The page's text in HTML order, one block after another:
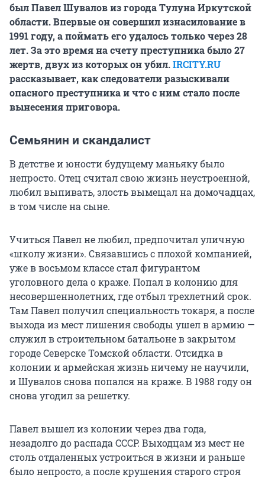
был Павел Шувалов из города Тулуна Иркутской
области. Впервые он совершил изнасилование в
1991 году, а поймать его удалось только через 28
лет. За это время на счету преступника было 27
жертв, двух из которых он убил.IRCITY.RU
рассказывает, как следователи разыскивали
опасного преступника и что с ним стало после
вынесения приговора.
Семьянин и скандалист
В детстве и юности будущему маньяку было
непросто. Отец считал свою жизнь неустроенной,
любил выпивать, злость вымещал на домочадцах,
в том числе на сыне.
Учиться Павел не любил, предпочитал уличную
«школу жизни». Связавшись с плохой компанией,
уже в восьмом классе стал фигурантом
уголовного дела о краже. Попал в колонию для
несовершеннолетних, где отбыл трехлетний срок.
Там Павел получил специальность токаря, а после
выхода из мест лишения свободы ушел в армию —
служил в строительном батальоне в закрытом
городе Северске Томской области. Отсидка в
колонии и армейская жизнь ничему не научили,
и Шувалов снова попался на краже. В 1988 году он
снова угодил за решетку.
Павел вышел из колонии через два года,
незадолго до распада СССР. Выходцам из мест не
столь отдаленных устроиться в жизни и раньше
было непросто, а после крушения старого строя